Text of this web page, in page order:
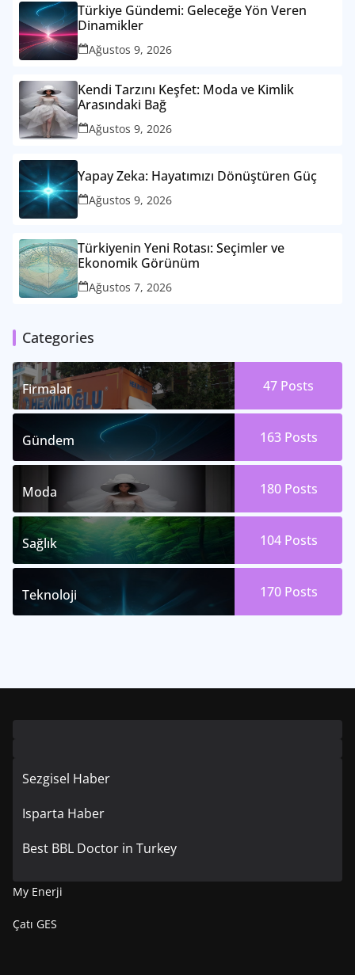
Türkiye Gündemi: Geleceğe Yön Veren
Dinamikler
Ağustos 9, 2026
Kendi Tarzını Keşfet: Moda ve Kimlik
Arasındaki Bağ
Ağustos 9, 2026
Yapay Zeka: Hayatımızı Dönüştüren Güç
Ağustos 9, 2026
Türkiyenin Yeni Rotası: Seçimler ve
Ekonomik Görünüm
Ağustos 7, 2026
Categories
Firmalar 47 Posts
Gündem 163 Posts
Moda 180 Posts
Sağlık 104 Posts
Teknoloji 170 Posts
Sezgisel Haber
Isparta Haber
Best BBL Doctor in Turkey
My Enerji
Çatı GES